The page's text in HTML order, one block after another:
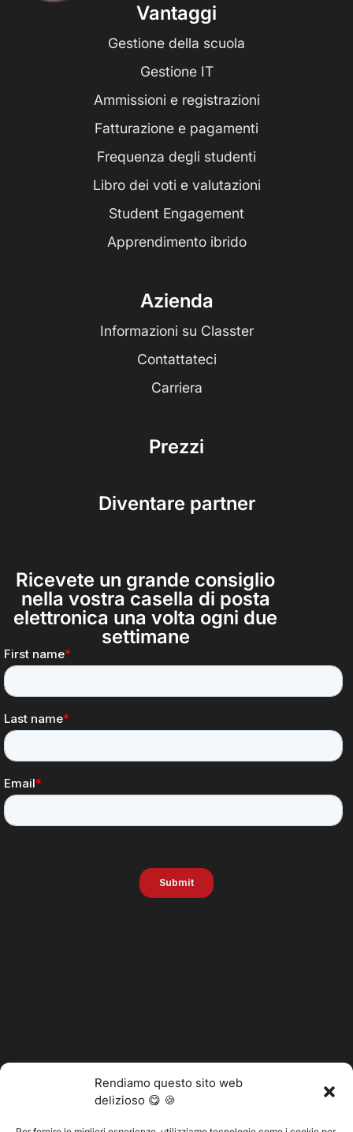
Rendiamo questo sito web
delizioso 😋 🍪
Vantaggi
Gestione della scuola
Gestione IT
Ammissioni e registrazioni
Fatturazione e pagamenti
Frequenza degli studenti
Libro dei voti e valutazioni
Student Engagement
Apprendimento ibrido
Azienda
Informazioni su Classter
Contattateci
Carriera
Prezzi
Diventare partner
Ricevete un grande consiglio
nella vostra casella di posta
elettronica una volta ogni due
settimane